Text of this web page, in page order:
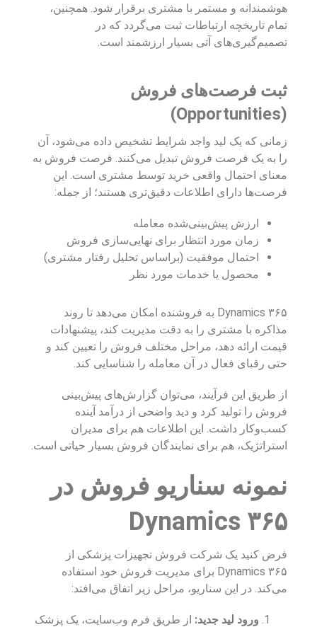
هوشمندانه و مستمر با مشتری برقرار شود. همچنین،
تمام تاریخچه ارتباطات ثبت می‌گردد که در
تصمیم‌گیری‌های آتی بسیار ارزشمند است.
ثبت فرصت‌های فروش
(Opportunities)
زمانی که یک لید واجد شرایط تشخیص داده می‌شود، آن
را به یک فرصت فروش تبدیل می‌کنند. فرصت فروش به
معنای احتمال واقعی خرید توسط مشتری است. این
فرصت‌ها دارای اطلاعات دقیق‌تری هستند؛ از جمله:
ارزش پیش‌بینی‌شده معامله
زمان مورد انتظار برای نهایی‌سازی فروش
احتمال موفقیت (براساس تحلیل رفتار مشتری)
محصول یا خدمات مورد نظر
Dynamics ۳۶۵ به فروشنده امکان می‌دهد تا روند
مذاکره با مشتری را به دقت مدیریت کند، پیشنهادات
قیمت ارائه دهد، مراحل مختلف فروش را تعیین کند و
حتی رقبای فعال در آن معامله را شناسایی کند.
از طریق این فرآیند، می‌توان گزارش‌های پیش‌بینی
فروش را تولید کرد و دید واضحی از درآمد آینده
کسب‌وکار داشت. این اطلاعات هم برای مدیران
استراتژیک، هم برای نمایندگان فروش بسیار حیاتی است.
نمونه سناریو فروش در
Dynamics ۳۶۵
فرض کنید یک شرکت فروش تجهیزات پزشکی از
Dynamics ۳۶۵ برای مدیریت فروش خود استفاده
می‌کند. در این سناریو، مراحل زیر اتفاق می‌افتد:
ورود لید جدید: از طریق فرم وب‌سایت، یک پزشک